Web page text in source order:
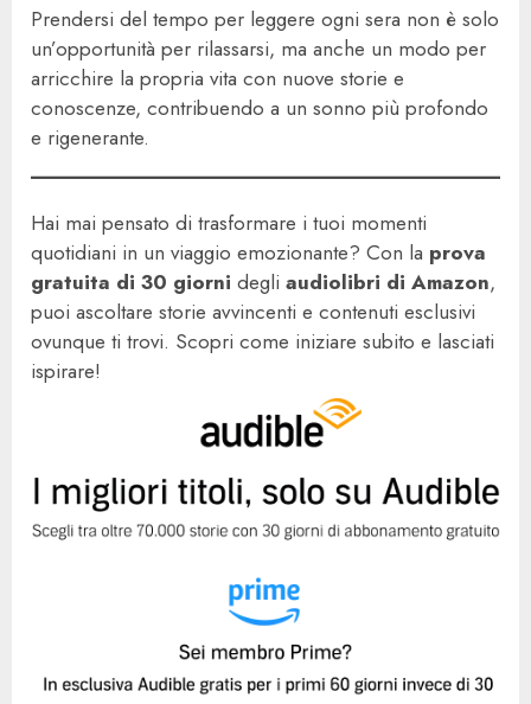
Prendersi del tempo per leggere ogni sera non è solo
un’opportunità per rilassarsi, ma anche un modo per
arricchire la propria vita con nuove storie e
conoscenze, contribuendo a un sonno più profondo
e rigenerante.
Hai mai pensato di trasformare i tuoi momenti
quotidiani in un viaggio emozionante? Con la prova
gratuita di 30 giorni degli audiolibri di Amazon,
puoi ascoltare storie avvincenti e contenuti esclusivi
ovunque ti trovi. Scopri come iniziare subito e lasciati
ispirare!